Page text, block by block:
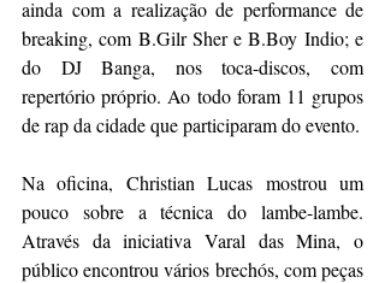
ainda com a realização de performance de
breaking, com B.Gilr Sher e B.Boy Indio; e
do DJ Banga, nos toca-discos, com
repertório próprio. Ao todo foram 11 grupos
de rap da cidade que participaram do evento.
Na oficina, Christian Lucas mostrou um
pouco sobre a técnica do lambe-lambe.
Através da iniciativa Varal das Mina, o
público encontrou vários brechós, com peças